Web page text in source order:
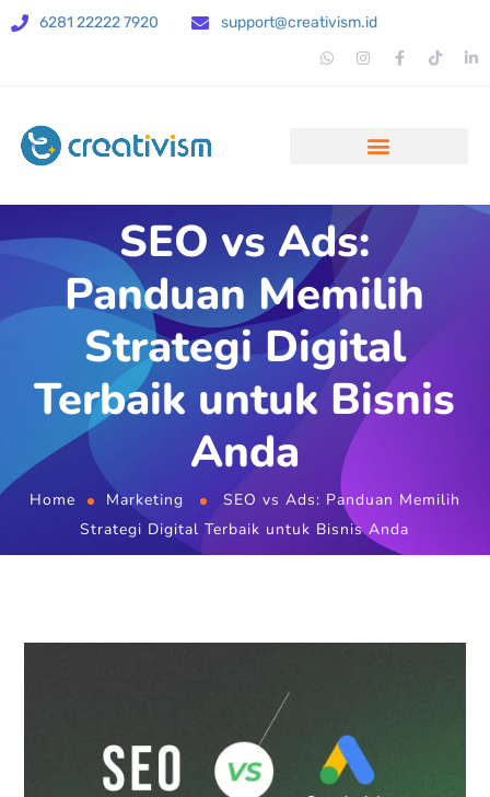
6281 22222 7920 support@creativism.id
SEO vs Ads:
Panduan Memilih
Strategi Digital
Terbaik untuk Bisnis
Anda
Home Marketing
SEO vs Ads: Panduan Memilih
Strategi Digital Terbaik untuk Bisnis Anda